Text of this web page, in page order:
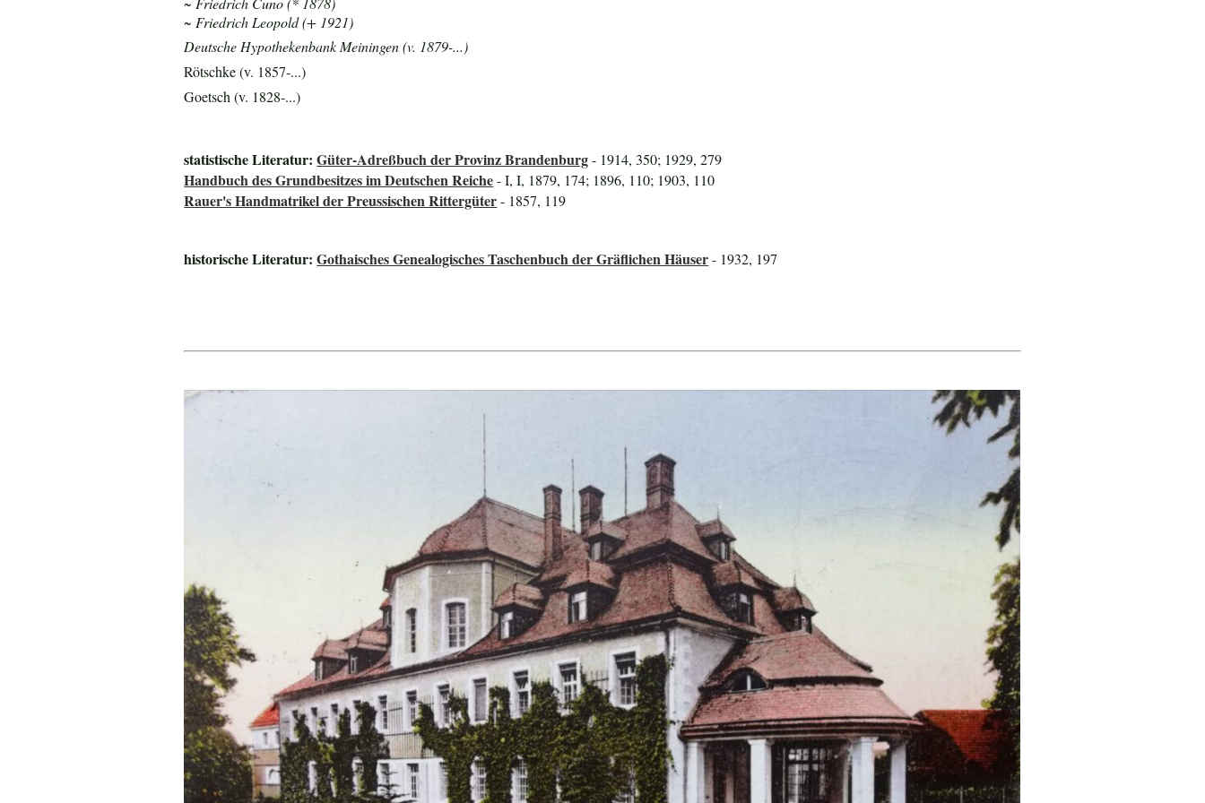
~ Friedrich Leopold (+ 1921)
Deutsche Hypothekenbank Meiningen (v. 1879-...)
Rötschke (v. 1857-...)
Goetsch (v. 1828-...)
statistische Literatur:Güter-Adreßbuch der Provinz Brandenburg- 1914, 350; 1929, 279
Handbuch des Grundbesitzes im Deutschen Reiche- I, I, 1879, 174; 1896, 110; 1903, 110
Rauer's Handmatrikel der Preussischen Rittergüter- 1857, 119
historische Literatur:Gothaisches Genealogisches Taschenbuch der Gräflichen Häuser- 1932, 197